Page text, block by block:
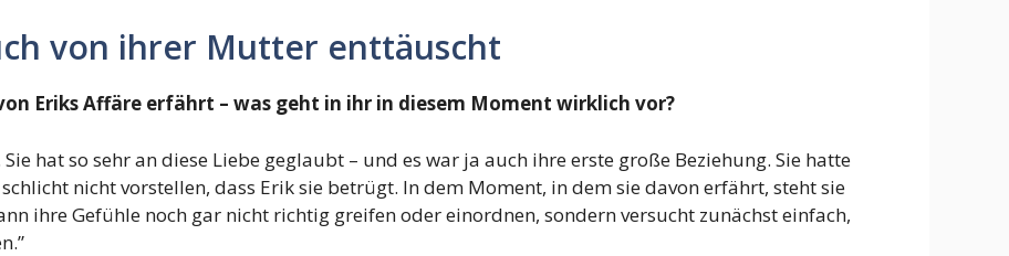
von ihrer Mutter enttäuscht
Eriks Affäre erfährt – was geht in ihr in diesem Moment wirklich vor?
hat so sehr an diese Liebe geglaubt – und es war ja auch ihre erste große Beziehung. Sie hatte
nicht vorstellen, dass Erik sie betrügt. In dem Moment, in dem sie davon erfährt, steht sie
ihre Gefühle noch gar nicht richtig greifen oder einordnen, sondern versucht zunächst einfach,